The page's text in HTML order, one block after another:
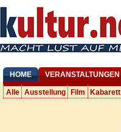
HOME VERANSTALTUNGEN
Alle Ausstellung Film Kabarett